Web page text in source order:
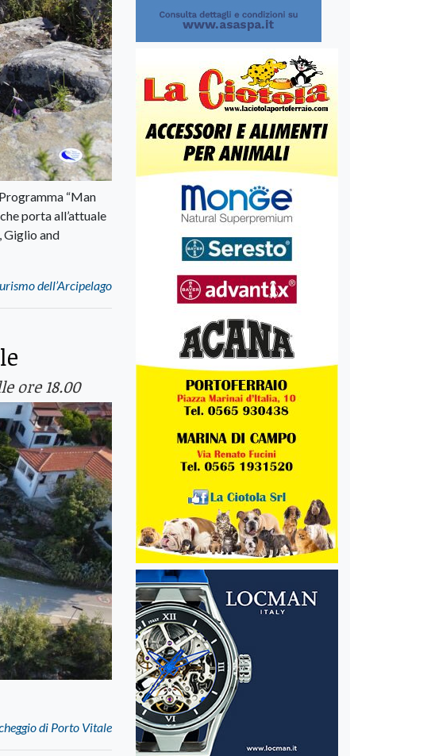
“Man
porta all’attuale
Giglio and
dell’Arcipelago
ore 18.00
di Porto Vitale